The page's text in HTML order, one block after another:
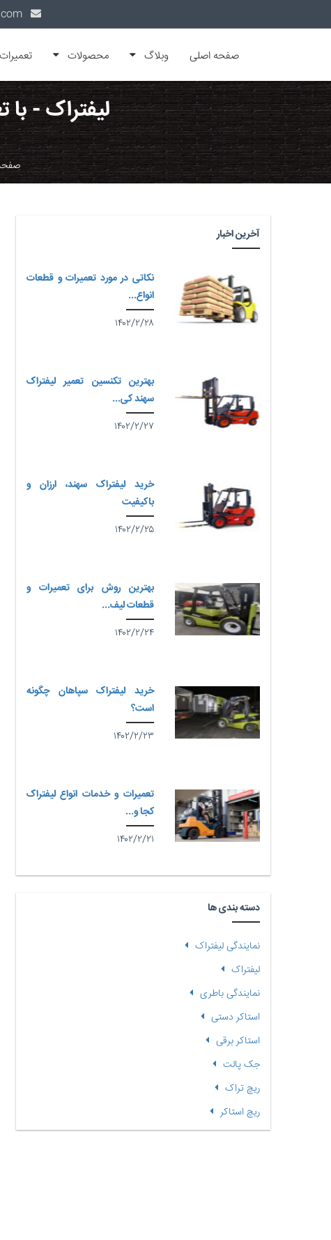
صفحه اصلی وبلاگ محصولات
لیفتراک -
آخرین اخبار
نکاتی در مورد تعمیرات و قطعات
انواع...
۱۴۰۲/۲/۲۸
بهترین تکنسین تعمیر لیفتراک
سهند کی...
۱۴۰۲/۲/۲۷
خرید لیفتراک سهند، ارزان و
باکیفیت
۱۴۰۲/۲/۲۵
بهترین روش برای تعمیرات و
قطعات لیف...
۱۴۰۲/۲/۲۴
خرید لیفتراک سپاهان چگونه
است؟
۱۴۰۲/۲/۲۳
تعمیرات و خدمات انواع لیفتراک
کجا و...
۱۴۰۲/۲/۲۱
دسته بندی ها
نمایندگی لیفتراک
لیفتراک
نمایندگی باطری
استاکر دستی
استاکر برقی
جک پالت
ریچ تراک
ریچ استاکر